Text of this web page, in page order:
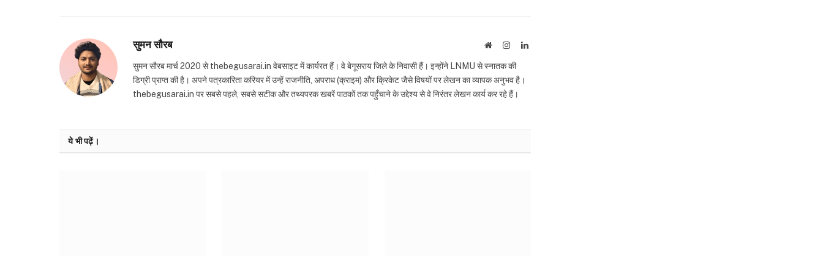
सुमन सौरब WebsiteInstagramLinkedIn
सुमन सौरब मार्च 2020 से thebegusarai.in वेबसाइट में कार्यरत हैं। वे बेगूसराय जिले के निवासी हैं। इन्होंने LNMU से स्नातक की
डिग्री प्राप्त की है। अपने पत्रकारिता करियर में उन्हें राजनीति, अपराध (क्राइम) और क्रिकेट जैसे विषयों पर लेखन का व्यापक अनुभव है।
thebegusarai.in पर सबसे पहले, सबसे सटीक और तथ्यपरक खबरें पाठकों तक पहुँचाने के उद्देश्य से वे निरंतर लेखन कार्य कर रहे हैं।
ये भी पढ़ें।